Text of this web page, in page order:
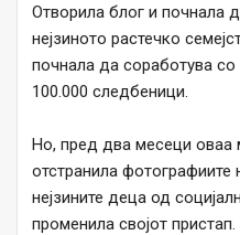
Отворила блог и почнала
нејзиното растечко
почнала да соработува
100.000 следбеници.
Но, пред два месеци оваа
отстранила фотографиите
нејзините деца од
променила својот